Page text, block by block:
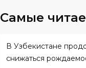
Самые
В Узбекистане
снижаться